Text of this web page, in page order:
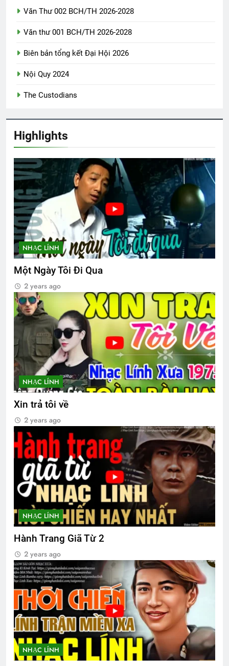
MỐI TÌNH ĐẦU VĨNH ĐIỆN
PHONG THƯ ĐỦ Ý (Lưu Hiểu Ba)
Khóa 20 mãn khóa
8 Months Ago
Tạ ơn đời
3 Years Ago
CSVSQ Võ Công Khánh K19
2 Years Ago
Ban Trị Sự Đa Hiệu nhiệm kỳ 2022-
2 Years Ago
Mộng chiều xuân
2 Years Ago
Văn thư BCH-TH
2 Years Ago
KHÁT KHAO MÙA XUÂN VĨNH CỬU
(Rabindranath Tagore)
Album 7
3 Years Ago
Văn Thư 002 BCH/TH 2026-2028
Văn thư 001 BCH/TH 2026-2028
Biên bản tổng kết Đại Hội 2026
Nội Quy 2024
The Custodians
Highlights
NHẠC LÍNH
Một Ngày Tôi Đi Qua
2 years ago
NHẠC LÍNH
Xin trả tôi về
2 years ago
NHẠC LÍNH
Hành Trang Giã Từ 2
2 years ago
NHẠC LÍNH